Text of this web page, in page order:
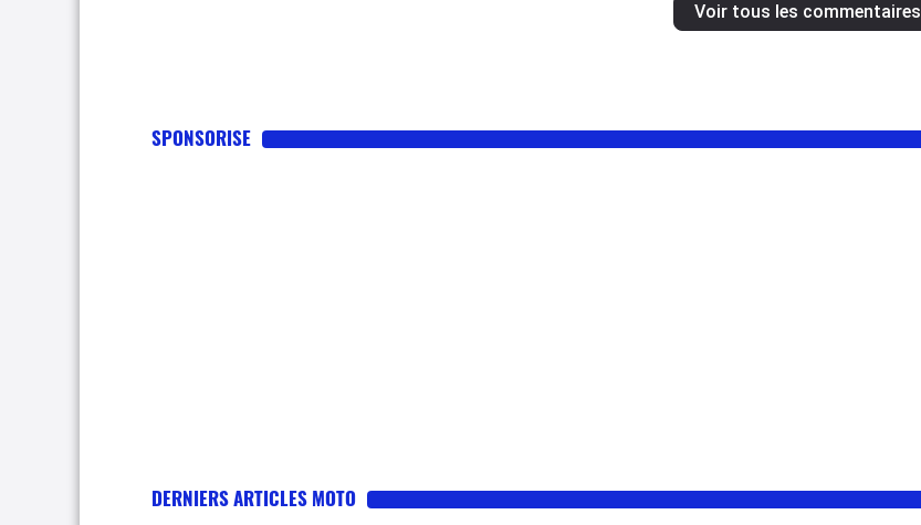
Voir tous les commentaires
SPONSORISE
DERNIERS ARTICLES MOTO